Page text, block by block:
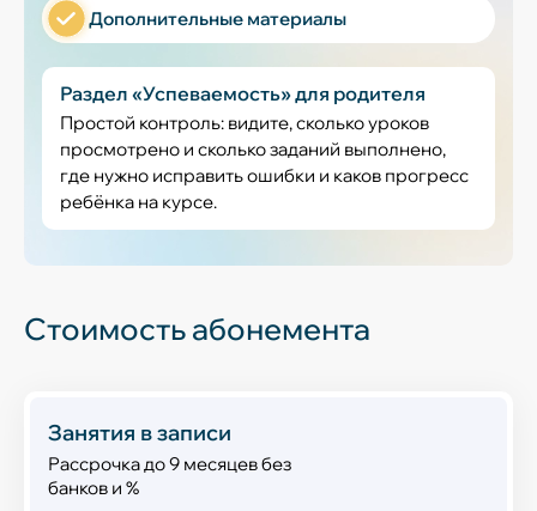
Дополнительные материалы
Раздел «Успеваемость» для родителя
Простой контроль: видите, сколько уроков
просмотрено и сколько заданий выполнено,
где нужно исправить ошибки и каков прогресс
ребёнка на курсе.
Стоимость абонемента
Занятия в записи
Рассрочка до 9 месяцев без
банков и %